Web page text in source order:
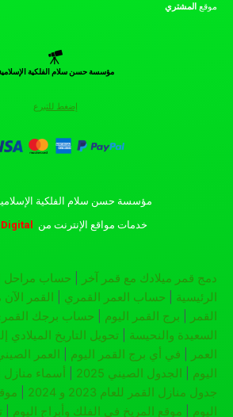
موقع المشتري
مؤسسة حسن سلام الفلكية
إضغط للتبرع
مؤسسة حسن سلام الفلكية الإسلامية ©
خدمات مواقع الإنترنت من
دمج قمر ميلادك مع قمر آخر حساب مراحل
الرئيسية
حساب العمر القمري القمر الآن
القمر
برج القمر اليوم حساب برجك
السعيدة والنحيسة
تحويل التاريخ
العمر
في أي برج القمر اليوم العمر
اليوم
الجدول الصيني 2025 أسماء منازل
جدول منازل القمر للعام 2023 و 2024
اليوم
موقع المريخ في الفلك وأبراج اليوم